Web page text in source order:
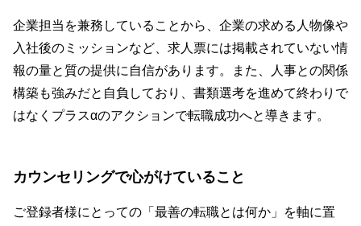
企業担当を兼務していることから、企業の求める人物像や
入社後のミッションなど、求人票には掲載されていない情
報の量と質の提供に自信があります。また、人事との関係
構築も強みだと自負しており、書類選考を進めて終わりで
はなくプラスαのアクションで転職成功へと導きます。
カウンセリングで心がけていること
ご登録者様にとっての「最善の転職とは何か」を軸に置